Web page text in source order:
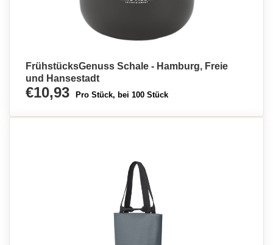
FrühstücksGenuss Schale - Hamburg, Freie
und Hansestadt
€10,93 Pro Stück, bei 100 Stück